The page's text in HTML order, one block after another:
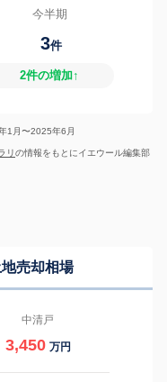
今半期
3件
2件の増加↑
1月〜2025年6月
リの情報をもとにイエウール編集部
売却相場
中清戸
3,450 万円